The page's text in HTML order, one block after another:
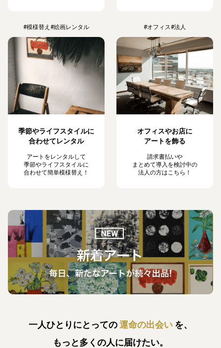
#模様替え #絵画レンタル
季節やライフスタイルに
合わせてレンタル
アートをレンタルして
季節やライフスタイルに
合わせて簡単模様替え！
#オフィス#法人
オフィスやお店に
アートを飾る
請求書払いや
まとめて導入を検討中の
法人の方はこちら！
一人ひとりにとっての運命の出会い を、
もっと多くの人に届けたい。